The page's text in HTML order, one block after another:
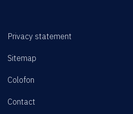
Privacy statement
Sitemap
Colofon
Contact